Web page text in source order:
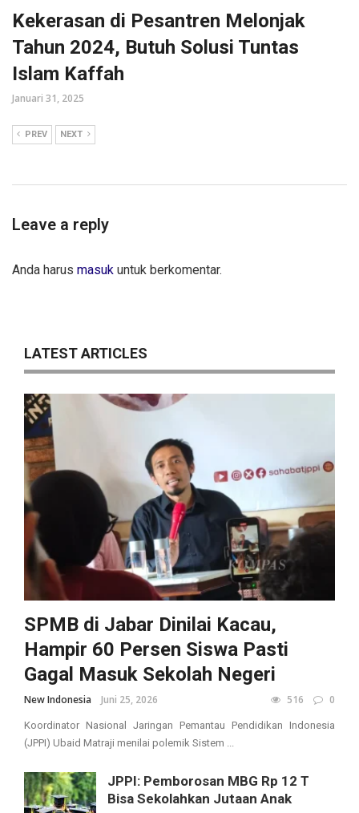
Kekerasan di Pesantren Melonjak
Tahun 2024, Butuh Solusi Tuntas
Islam Kaffah
Januari 31, 2025
PREV NEXT
Leave a reply
Anda harus masuk untuk berkomentar.
LATEST ARTICLES
SPMB di Jabar Dinilai Kacau,
Hampir 60 Persen Siswa Pasti
Gagal Masuk Sekolah Negeri
New Indonesia Juni 25, 2026 516 0
Koordinator Nasional Jaringan Pemantau Pendidikan Indonesia
(JPPI) Ubaid Matraji menilai polemik Sistem ...
JPPI: Pemborosan MBG Rp 12 T
Bisa Sekolahkan Jutaan Anak